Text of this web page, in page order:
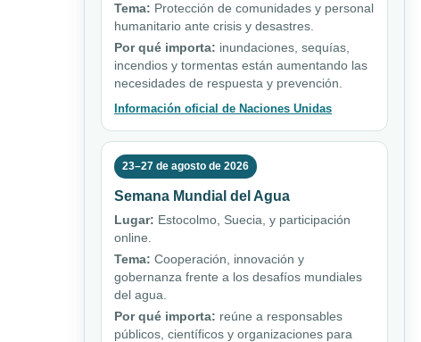
Tema: Protección de comunidades y personal
humanitario ante crisis y desastres.
Por qué importa: inundaciones, sequías,
incendios y tormentas están aumentando las
necesidades de respuesta y prevención.
Información oficial de Naciones Unidas
23–27 de agosto de 2026
Semana Mundial del Agua
Lugar: Estocolmo, Suecia, y participación
online.
Tema: Cooperación, innovación y
gobernanza frente a los desafíos mundiales
del agua.
Por qué importa: reúne a responsables
públicos, científicos y organizaciones para